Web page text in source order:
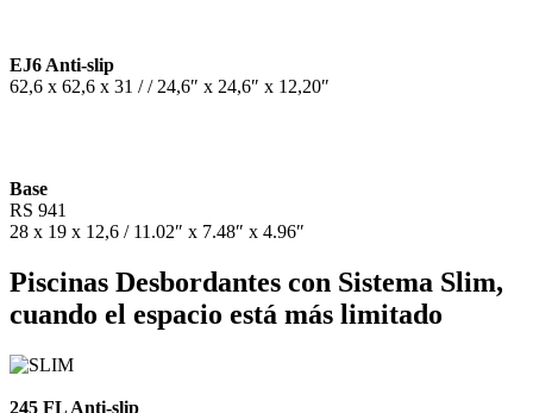
EJ6 Anti-slip
62,6 x 62,6 x 31 / / 24,6″ x 24,6″ x 12,20″
Base
RS 941
28 x 19 x 12,6 / 11.02″ x 7.48″ x 4.96″
Piscinas Desbordantes con Sistema Slim,
cuando el espacio está más limitado
245 FL Anti-slip